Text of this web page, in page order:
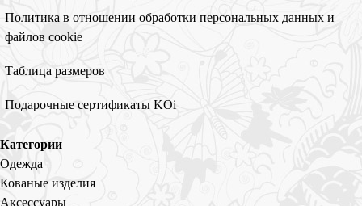
Политика в отношении обработки персональных данных и
файлов cookie
Таблица размеров
Подарочные сертификаты KOi
Категории
Одежда
Кованые изделия
Аксессуары